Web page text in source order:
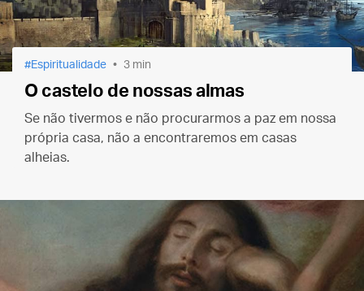
Espiritualidade 3 min
O castelo de nossas almas
Se não tivermos e não procurarmos a paz em nossa
própria casa, não a encontraremos em casas
alheias.